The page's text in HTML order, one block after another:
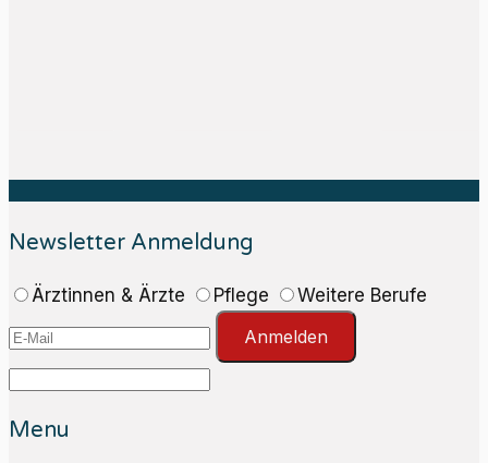
Newsletter Anmeldung
Ärztinnen & Ärzte Pflege
Weitere Berufe
Anmelden
Menu